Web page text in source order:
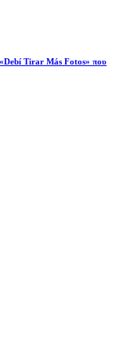
«Debí Tirar Más Fotos» που